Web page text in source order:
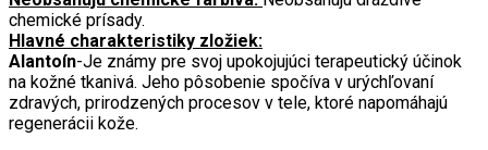
chemické prísady.
Hlavné charakteristiky zložiek:
Alantoín-Je známy pre svoj upokojujúci terapeutický účinok
na kožné tkanivá. Jeho pôsobenie spočíva v urýchľovaní
zdravých, prirodzených procesov v tele, ktoré napomáhajú
regenerácii kože.